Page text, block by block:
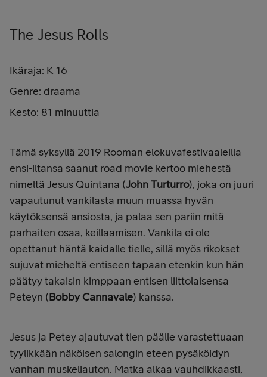
The Jesus Rolls
Ikäraja: K 16
Genre: draama
Kesto: 81 minuuttia
Tämä syksyllä 2019 Rooman elokuvafestivaaleilla
ensi-iltansa saanut road movie kertoo miehestä
nimeltä Jesus Quintana (John Turturro), joka on juuri
vapautunut vankilasta muun muassa hyvän
käytöksensä ansiosta, ja palaa sen pariin mitä
parhaiten osaa, keillaamisen. Vankila ei ole
opettanut häntä kaidalle tielle, sillä myös rikokset
sujuvat mieheltä entiseen tapaan etenkin kun hän
päätyy takaisin kimppaan entisen liittolaisensa
Peteyn (Bobby Cannavale) kanssa.
Jesus ja Petey ajautuvat tien päälle varastettuaan
tyylikkään näköisen salongin eteen pysäköidyn
vanhan muskeliauton. Matka alkaa vauhdikkaasti,